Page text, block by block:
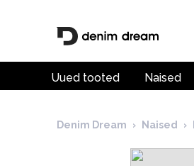
Uued tooted Naised
Denim Dream › Naised ›